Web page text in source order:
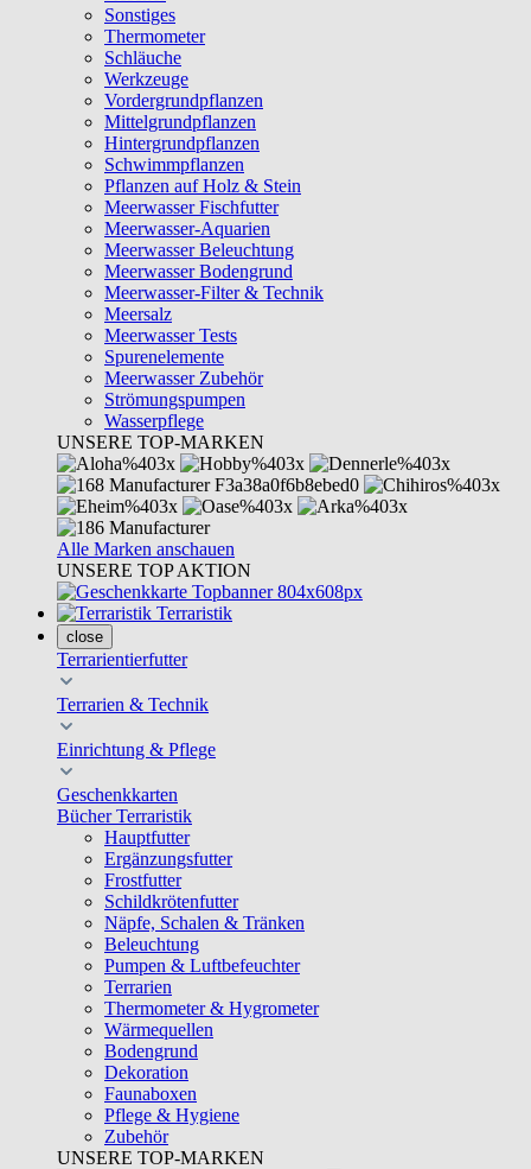
Sonstiges
Thermometer
Schläuche
Werkzeuge
Vordergrundpflanzen
Mittelgrundpflanzen
Hintergrundpflanzen
Schwimmpflanzen
Pflanzen auf Holz & Stein
Meerwasser Fischfutter
Meerwasser-Aquarien
Meerwasser Beleuchtung
Meerwasser Bodengrund
Meerwasser-Filter & Technik
Meersalz
Meerwasser Tests
Spurenelemente
Meerwasser Zubehör
Strömungspumpen
Wasserpflege
UNSERE TOP-MARKEN
Alle Marken anschauen
UNSERE TOP AKTION
Terraristik
close
Terrarientierfutter
Terrarien & Technik
Einrichtung & Pflege
Geschenkkarten
Bücher Terraristik
Hauptfutter
Ergänzungsfutter
Frostfutter
Schildkrötenfutter
Näpfe, Schalen & Tränken
Beleuchtung
Pumpen & Luftbefeuchter
Terrarien
Thermometer & Hygrometer
Wärmequellen
Bodengrund
Dekoration
Faunaboxen
Pflege & Hygiene
Zubehör
UNSERE TOP-MARKEN